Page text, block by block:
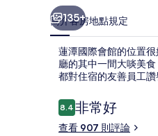
135+
簡介客房地點規定
蓮潭國際會館的位置
廳的其中一間大啖美
都對住宿的友善員工讚
評
論
8.48.4 分，滿分 10 分，
非常好
查看 907 則評論